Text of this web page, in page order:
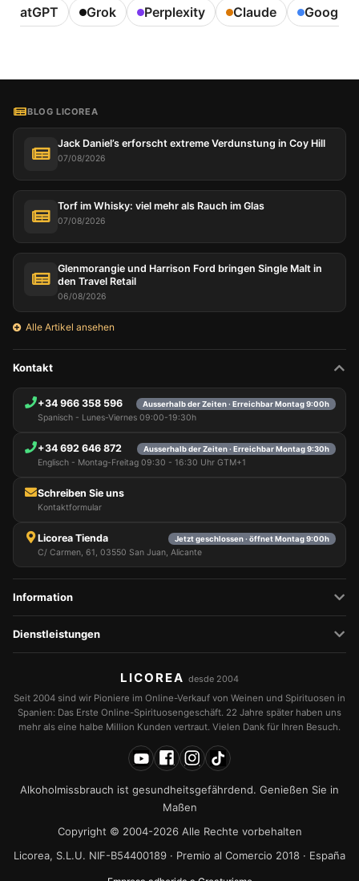
ChatGPT Grok Perplexity Claude Google
BLOG LICOREA
Jack Daniel’s erforscht extreme Verdunstung in Coy Hill
07/08/2026
Torf im Whisky: viel mehr als Rauch im Glas
07/08/2026
Glenmorangie und Harrison Ford bringen Single Malt in
den Travel Retail
06/08/2026
Alle Artikel ansehen
Kontakt
+34 966 358 596 Ausserhalb der Zeiten · Erreichbar Montag 9:00h
Spanisch - Lunes-Viernes 09:00-19:30h
+34 692 646 872 Ausserhalb der Zeiten · Erreichbar Montag 9:30h
Englisch - Montag-Freitag 09:30 - 16:30 Uhr GTM+1
Schreiben Sie uns
Kontaktformular
Licorea Tienda Jetzt geschlossen · öffnet Montag 9:00h
C/ Carmen, 61, 03550 San Juan, Alicante
Information
Dienstleistungen
LICOREA desde 2004
Seit 2004 sind wir Pioniere im Online-Verkauf von Weinen und Spirituosen in
Spanien: Das Erste Online-Spirituosengeschäft. 22 Jahre später haben uns
mehr als eine halbe Million Kunden vertraut. Vielen Dank für Ihren Besuch.
Alkoholmissbrauch ist gesundheitsgefährdend. Genießen Sie in
Maßen
Copyright © 2004-2026 Alle Rechte vorbehalten
Licorea, S.L.U. NIF-B54400189 · Premio al Comercio 2018 · España